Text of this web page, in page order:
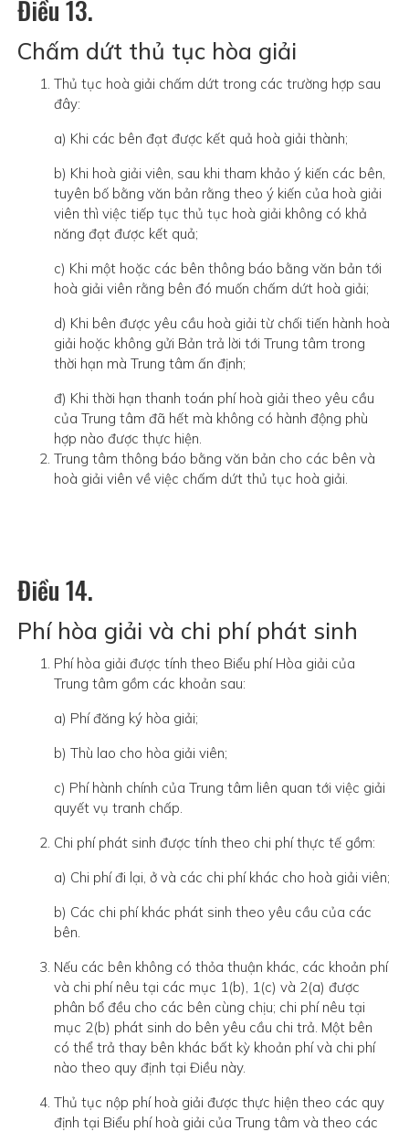
Điều 13.
Chấm dứt thủ tục hòa giải
Thủ tục hoà giải chấm dứt trong các trường hợp sau
đây:
a) Khi các bên đạt được kết quả hoà giải thành;
b) Khi hoà giải viên, sau khi tham khảo ý kiến các bên,
tuyên bố bằng văn bản rằng theo ý kiến ​​của hoà giải
viên thì việc tiếp tục thủ tục hoà giải không có khả
năng đạt được kết quả;
c) Khi một hoặc các bên thông báo bằng văn bản tới
hoà giải viên rằng bên đó muốn chấm dứt hoà giải;
d) Khi bên được yêu cầu hoà giải từ chối tiến hành hoà
giải hoặc không gửi Bản trả lời tới Trung tâm trong
thời hạn mà Trung tâm ấn định;
đ) Khi thời hạn thanh toán phí hoà giải theo yêu cầu
của Trung tâm đã hết mà không có hành động phù
hợp nào được thực hiện.
Trung tâm thông báo bằng văn bản cho các bên và
hoà giải viên về việc chấm dứt thủ tục hoà giải.
Điều 14.
Phí hòa giải và chi phí phát sinh
Phí hòa giải được tính theo Biểu phí Hòa giải của
Trung tâm gồm các khoản sau:
a) Phí đăng ký hòa giải;
b) Thù lao cho hòa giải viên;
c) Phí hành chính của Trung tâm liên quan tới việc giải
quyết vụ tranh chấp.
Chi phí phát sinh được tính theo chi phí thực tế gồm:
a) Chi phí đi lại, ở và các chi phí khác cho hoà giải viên;
b) Các chi phí khác phát sinh theo yêu cầu của các
bên.
Nếu các bên không có thỏa thuận khác, các khoản phí
và chi phí nêu tại các mục 1(b), 1(c) và 2(a) được
phân bổ đều cho các bên cùng chịu; chi phí nêu tại
mục 2(b) phát sinh do bên yêu cầu chi trả. Một bên
có thể trả thay bên khác bất kỳ khoản phí và chi phí
nào theo quy định tại Điều này.
Thủ tục nộp phí hoà giải được thực hiện theo các quy
định tại Biểu phí hoà giải của Trung tâm và theo các